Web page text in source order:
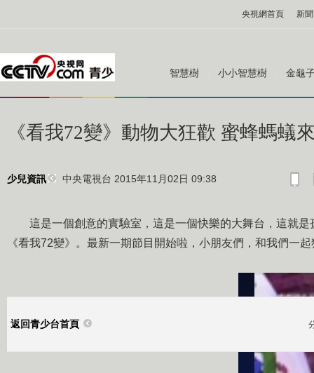
央視網首頁 新聞
智慧樹 小小智慧樹 金龜
《看我72變》動物大狂歡 蜜蜂螞蟻
少兒資訊 中央電視台 2015年11月02日 09:38
這是一個創意的實驗室，這是一個快樂的大舞台，這就是
《看我72變》。最新一期節目開始啦，小朋友們，和我們一
返回青少台首頁